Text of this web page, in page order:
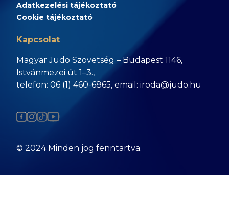
Adatkezelési tájékoztató
Cookie tájékoztató
Kapcsolat
Magyar Judo Szövetség – Budapest 1146,
Istvánmezei út 1–3.,
telefon: 06 (1) 460-6865, email: iroda@judo.hu
© 2024 Minden jog fenntartva.